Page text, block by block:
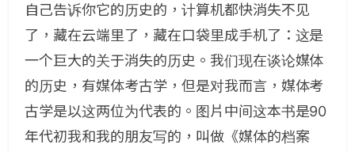
自己告诉你它的历史的，计算机都快消失不见
了，藏在云端里了，藏在口袋里成手机了：这是
一个巨大的关于消失的历史。我们现在谈论媒体
的历史，有媒体考古学，但是对我而言，媒体考
古学是以这两位为代表的。图片中间这本书是90
年代初我和我的朋友写的，叫做《媒体的档案